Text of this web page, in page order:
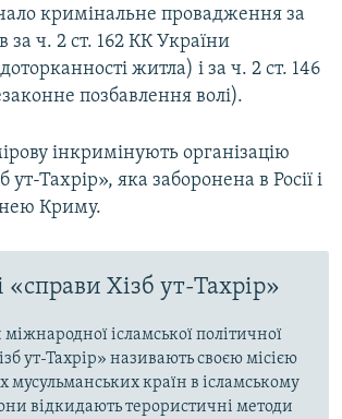
кримінальне провадження за
за ч. 2 ст. 162 КК України
житла) і за ч. 2 ст. 146
позбавлення волі).
інкримінують організацію
ут-Тахрір», яка заборонена в Росії і
Криму.
«справи Хізб ут-Тахрір»
ісламської політичної
ут-Тахрір» називають своєю місією
мусульманських країн в ісламському
відкидають терористичні методи